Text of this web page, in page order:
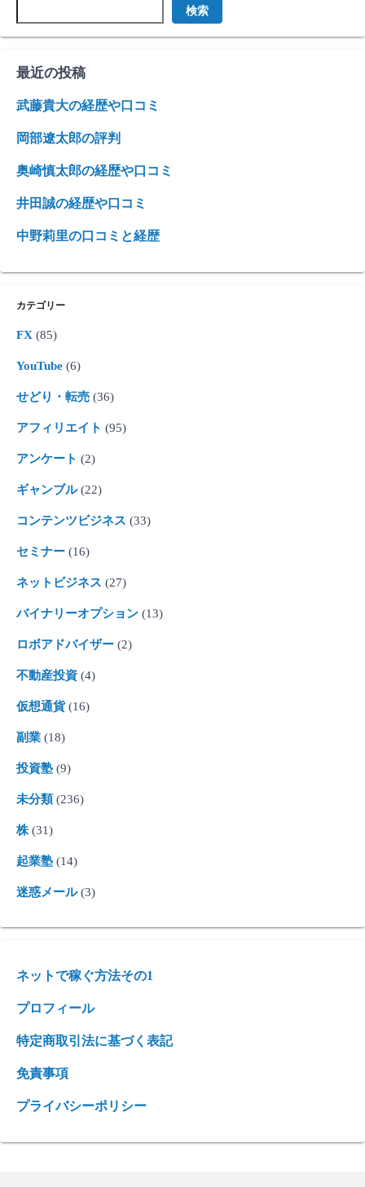
検索
最近の投稿
武藤貴大の経歴や口コミ
岡部遼太郎の評判
奥崎慎太郎の経歴や口コミ
井田誠の経歴や口コミ
中野莉里の口コミと経歴
カテゴリー
FX (85)
YouTube (6)
せどり・転売 (36)
アフィリエイト (95)
アンケート (2)
ギャンブル(22)
コンテンツビジネス (33)
セミナー (16)
ネットビジネス (27)
バイナリーオプション (13)
ロボアドバイザー (2)
不動産投資 (4)
仮想通貨(16)
副業 (18)
投資塾 (9)
未分類 (236)
株 (31)
起業塾 (14)
迷惑メール(3)
ネットで稼ぐ方法その1
プロフィール
特定商取引法に基づく表記
免責事項
プライバシーポリシー